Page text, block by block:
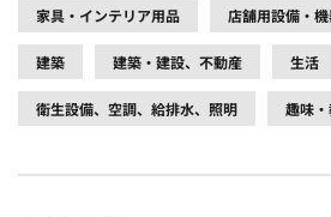
家具・インテリア用品 店舗用設備・
建築 建築・建設、不動産 生活
衛生設備、空調、給排水、照明 趣味